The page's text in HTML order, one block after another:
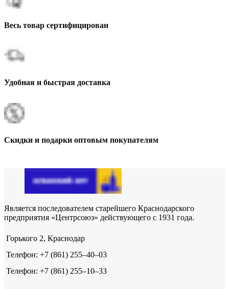
Весь товар сертифицирован
Удобная и быстрая доставка
Скидки и подарки оптовым покупателям
Является последователем старейшего Краснодарского
предприятия «Центрсоюз» действующего с 1931 года.
Горького 2, Краснодар
Телефон: +7 (861) 255‒40‒03
Телефон: +7 (861) 255‒10‒33